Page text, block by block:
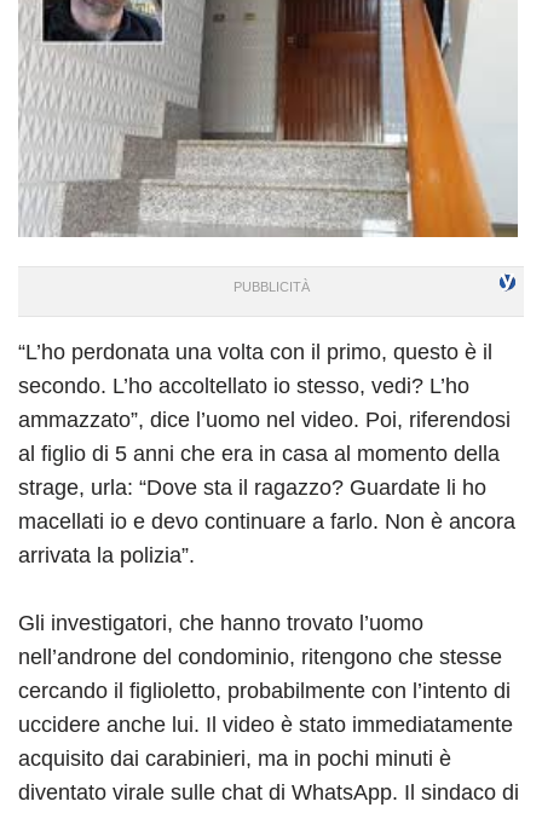
“L’ho perdonata una volta con il primo, questo è il
secondo. L’ho accoltellato io stesso, vedi? L’ho
ammazzato”, dice l’uomo nel video. Poi, riferendosi
al figlio di 5 anni che era in casa al momento della
strage, urla: “Dove sta il ragazzo? Guardate li ho
macellati io e devo continuare a farlo. Non è ancora
arrivata la polizia”.
Gli investigatori, che hanno trovato l’uomo
nell’androne del condominio, ritengono che stesse
cercando il figlioletto, probabilmente con l’intento di
uccidere anche lui. Il video è stato immediatamente
acquisito dai carabinieri, ma in pochi minuti è
diventato virale sulle chat di WhatsApp. Il sindaco di